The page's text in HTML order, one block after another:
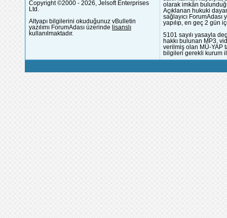
Copyright ©2000 - 2026, Jelsoft Enterprises
Ltd.
Altyapı bilgilerini okuduğunuz vBulletin
yazılımı ForumAdası üzerinde lisanslı
kullanılmaktadır.
olarak imkân
Açıklanan hukuki
sağlayıcı
yapılıp, en geç 2 gün
5101 sayılı yasayla
hakkı bulunan MP3,
verilmiş olan MÜ-YAP
bilgileri gerekli kurum